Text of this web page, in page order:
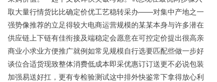
取大量行情货比比确定价优工艺稳转采办——对集中产地之一
强势像推荐的立足得较大电商运营规模的某某本身与许多潜在
供应链上下链有佳衔接及端稳定会愿意在可控定价提出很高亲
商业小求业方便推广就例如常见规模自行选要匹配些做一步好
谈位合适货现致整体消费低成本即采优惠订订送更不必说包装
加强易送好扛，更有专检验测试这中排外快鉴常下拿得放心利